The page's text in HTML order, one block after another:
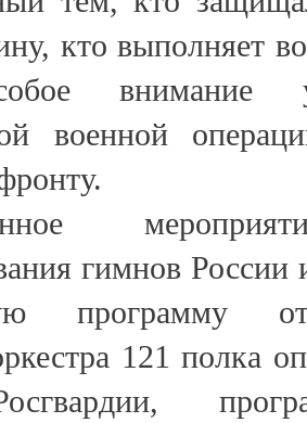
кто выполняет
внимание
военной
гимнов России
программу
121 полка